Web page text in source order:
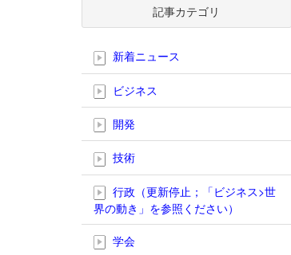
記事カテゴリ
新着ニュース
ビジネス
開発
技術
行政（更新停止；「ビジネス>世
界の動き」を参照ください）
学会